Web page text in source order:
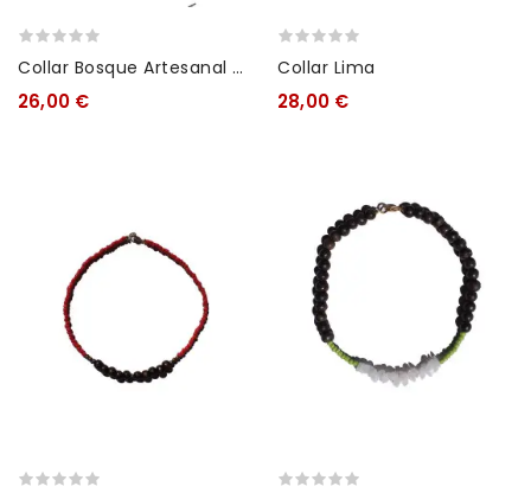
Collar Bosque Artesanal –
Joyería Sostenible Hecha
26,00 €
Collar Lima
28,00 €